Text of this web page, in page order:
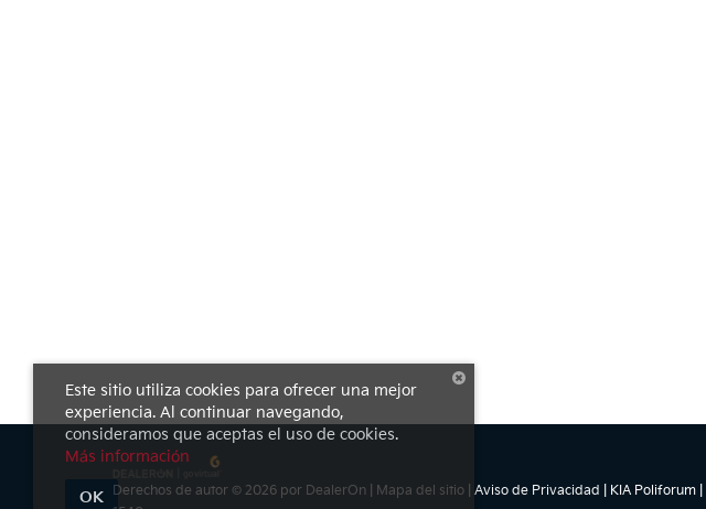
Derechos de autor © 2026 por DealerOn Mapa del sitio Aviso de Privacidad | KIA Poliforum
Este sitio utiliza cookies para ofrecer una mejor
experiencia. Al continuar navegando,
consideramos que aceptas el uso de cookies.
Más información
OK